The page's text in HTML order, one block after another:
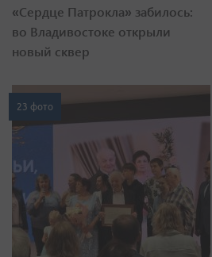
«Сердце Патрокла» забилось:
во Владивостоке открыли
новый сквер
23 фото